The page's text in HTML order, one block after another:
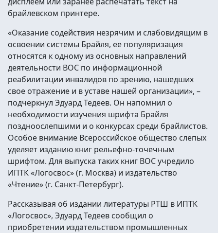
брайлевском принтере.
«Оказание содействия незрячим и слабовидящим в
освоении системы Брайля, ее популяризация
относятся к одному из основных направлений
деятельности ВОС по информационной
реабилитации инвалидов по зрению, нашедших
свое отражение и в уставе нашей организации», –
подчеркнул Эдуард Тедеев. Он напомнил о
необходимости изучения шрифта Брайля
поздноослепшими и о конкурсах среди брайлистов.
Особое внимание Всероссийское общество слепых
уделяет изданию книг рельефно-точечным
шрифтом. Для выпуска таких книг ВОС учредило
ИПТК «Логосвос» (г. Москва) и издательство
«Чтение» (г. Санкт-Петербург).
Рассказывая об издании литературы РТШ в ИПТК
«Логосвос», Эдуард Тедеев сообщил о
приобретении издательством промышленных